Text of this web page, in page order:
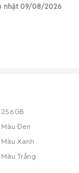
nhật 09/08/2026
tính chất tham
đẹp 99%,
Đà Nẵng với nhiều
256GB
Màu Đen
Màu Xanh
Màu Trắng